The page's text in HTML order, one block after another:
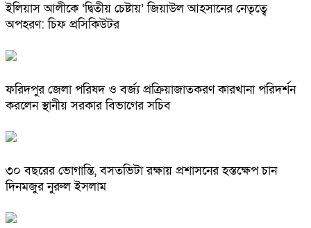
ইলিয়াস আলীকে ‘দ্বিতীয় চেষ্টায়’ জিয়াউল আহসানের নেতৃত্বে
অপহরণ: চিফ প্রসিকিউটর
ফরিদপুর জেলা পরিষদ ও বর্জ্য প্রক্রিয়াজাতকরণ কারখানা পরিদর্শন
করলেন স্থানীয় সরকার বিভাগের সচিব
৩০ বছরের ভোগান্তি, বসতভিটা রক্ষায় প্রশাসনের হস্তক্ষেপ চান
দিনমজুর নুরুল ইসলাম